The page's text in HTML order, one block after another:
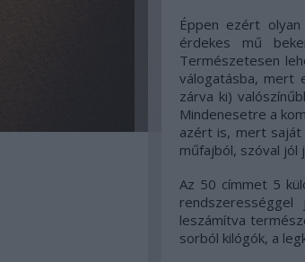
Éppen ezért
érdekes mű
Természetesen
válogatásba, mert
zárva ki)
Mindenesetre a
azért is, mert saját
műfajból, szóval jól
Az 50 címmet 5
leszámítva
sorból kilógók, a